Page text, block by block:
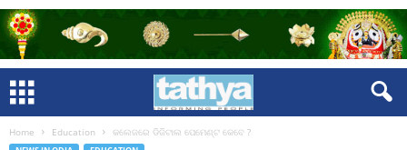
Home Education କଲେଜରେ ଡିଜିଟାଲ ପେମେଣ୍ଟ କେବେ ?